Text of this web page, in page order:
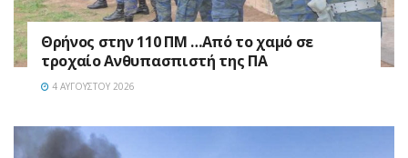
Θρήνος στην 110 ΠΜ …Από το χαμό σε
τροχαίο Ανθυπασπιστή της ΠΑ
4 ΑΥΓΟΎΣΤΟΥ 2026